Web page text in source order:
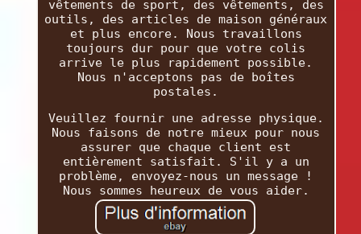
vêtements de sport, des vêtements, des
outils, des articles de maison généraux
et plus encore. Nous travaillons
toujours dur pour que votre colis
arrive le plus rapidement possible.
Nous n'acceptons pas de boîtes
postales.
Veuillez fournir une adresse physique.
Nous faisons de notre mieux pour nous
assurer que chaque client est
entièrement satisfait. S'il y a un
problème, envoyez-nous un message !
Nous sommes heureux de vous aider.